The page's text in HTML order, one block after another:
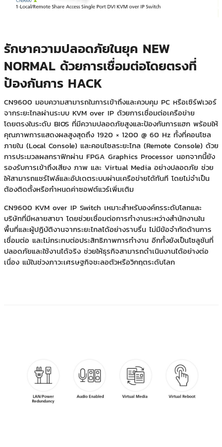
รักษาความปลอดภัยในยุค NEW
NORMAL ด้วยการเชื่อมต่อโดยตรงที่
ป้องกันการ HACK
CN9600 มอบความสามารถในการเข้าถึงและควบคุม PC หรือเซิร์ฟเวอร์
จากระยะไกลผ่านระบบ KVM over IP ด้วยการเชื่อมต่อเครือข่าย
โดยตรงในระดับ BIOS ที่มีความปลอดภัยสูงและป้องกันการแฮก พร้อมให้
คุณภาพการแสดงผลสูงสุดถึง 1920 × 1200 @ 60 Hz ทั้งที่คอนโซล
ภายใน (Local Console) และคอนโซลระยะไกล (Remote Console) ด้วย
การประมวลผลกราฟิกผ่าน FPGA Graphics Processor นอกจากนี้ยัง
รองรับการเข้าถึงเสียง ภาพ และ Virtual Media อย่างปลอดภัย ช่วย
ให้สามารถแชร์ไฟล์และอัปเดตระบบผ่านเครือข่ายได้ทันที โดยไม่จำเป็น
ต้องติดตั้งหรือกำหนดค่าซอฟต์แวร์เพิ่มเติม
CN9600 KVM over IP Switch เหมาะสำหรับองค์กรระดับโลกและ
บริษัทที่มีหลายสาขา โดยช่วยเชื่อมต่อการทำงานระหว่างสำนักงานใน
พื้นที่และผู้ปฏิบัติงานจากระยะไกลได้อย่างราบรื่น ไม่มีข้อจำกัดด้านการ
เชื่อมต่อ และไม่กระทบต่อประสิทธิภาพการทำงาน อีกทั้งยังเป็นโซลูชันที่
ปลอดภัยและใช้งานได้จริง ช่วยให้ธุรกิจสามารถดำเนินงานได้อย่างต่อ
เนื่อง แม้ในช่วงภาวะเศรษฐกิจชะลอตัวหรือวิกฤตระดับโลก